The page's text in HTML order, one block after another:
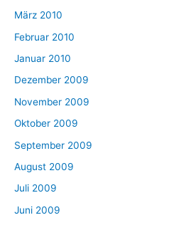
März 2010
Februar 2010
Januar 2010
Dezember 2009
November 2009
Oktober 2009
September 2009
August 2009
Juli 2009
Juni 2009